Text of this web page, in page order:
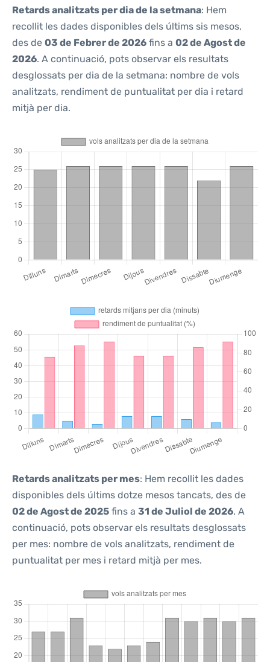
Retards analitzats per dia de la setmana: Hem
recollit les dades disponibles dels últims sis mesos,
des de 03 de Febrer de 2026 fins a 02 de Agost de
2026. A continuació, pots observar els resultats
desglossats per dia de la setmana: nombre de vols
analitzats, rendiment de puntualitat per dia i retard
mitjà per dia.
Retards analitzats per mes: Hem recollit les dades
disponibles dels últims dotze mesos tancats, des de
02 de Agost de 2025 fins a 31 de Juliol de 2026. A
continuació, pots observar els resultats desglossats
per mes: nombre de vols analitzats, rendiment de
puntualitat per mes i retard mitjà per mes.